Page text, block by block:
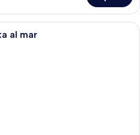
Una habitación de hotel moderna
al mar